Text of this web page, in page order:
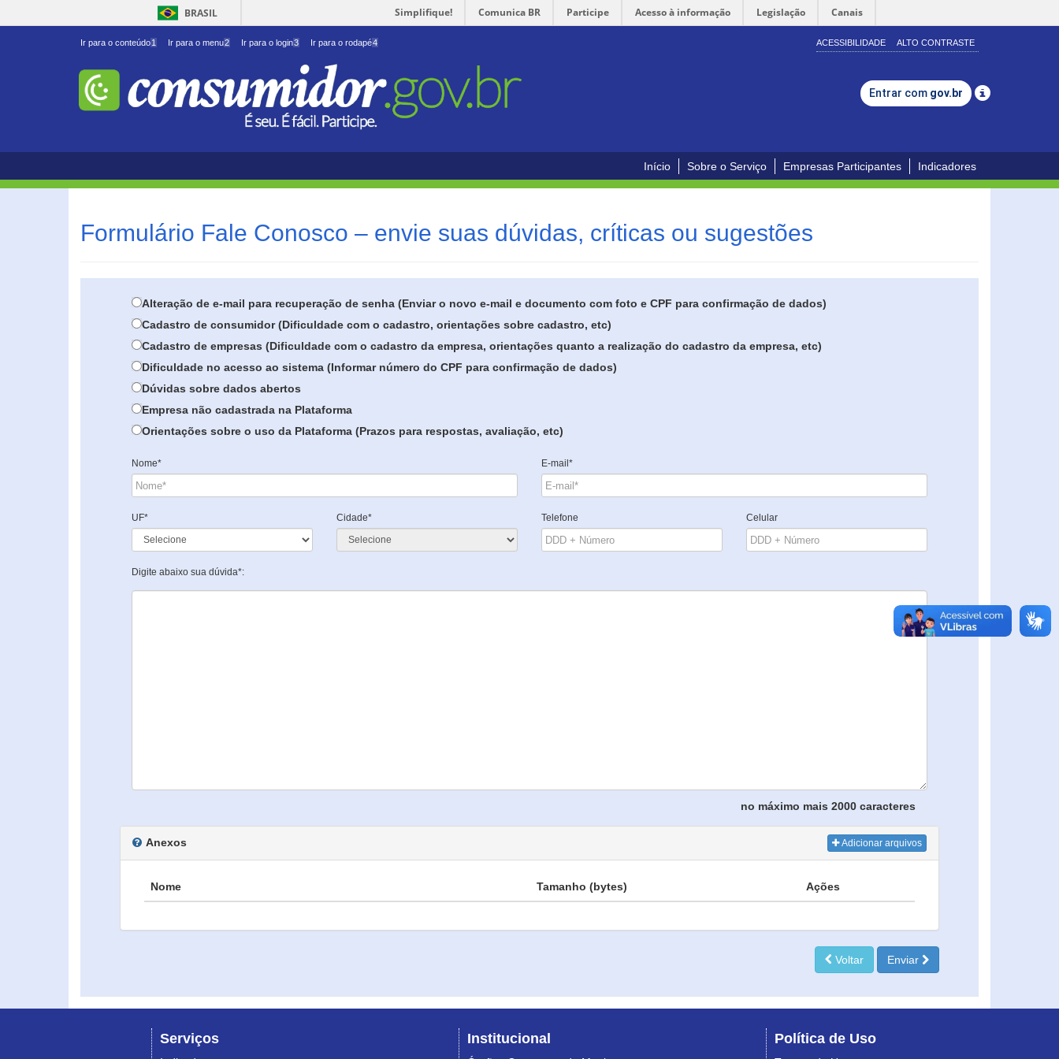
BRASIL Simplifique! Comunica BR Participe Acesso à informação Legislação Canais
Ir para o conteúdo1 Ir para o menu2 Ir para o login3 Ir para o rodapé4 ACESSIBILIDADE ALTO CONTRASTE
Entrar com gov.br
Início Sobre o Serviço Empresas Participantes Indicadores
Formulário Fale Conosco – envie suas dúvidas, críticas ou sugestões
Alteração de e-mail para recuperação de senha (Enviar o novo e-mail e documento com foto e CPF para confirmação de dados)
Cadastro de consumidor (Dificuldade com o cadastro, orientações sobre cadastro, etc)
Cadastro de empresas (Dificuldade com o cadastro da empresa, orientações quanto a realização do cadastro da empresa, etc)
Dificuldade no acesso ao sistema (Informar número do CPF para confirmação de dados)
Dúvidas sobre dados abertos
Empresa não cadastrada na Plataforma
Orientações sobre o uso da Plataforma (Prazos para respostas, avaliação, etc)
Nome* E-mail*
UF* Cidade* Telefone Celular
Digite abaixo sua dúvida*:
no máximo mais 2000 caracteres
Anexos Adicionar arquivos
Nome Tamanho (bytes) Ações
Voltar Enviar
Serviços Institucional Política de Uso